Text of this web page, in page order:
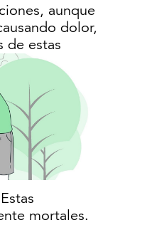
aunque
dolor,
de estas
mortales.